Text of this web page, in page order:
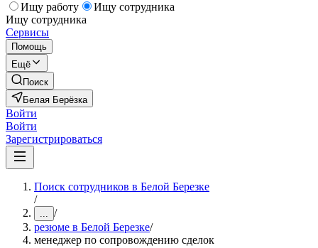
Ищу работу
Ищу сотрудника
Ищу сотрудника
Сервисы
Помощь
Ещё
Поиск
Белая Берёзка
Войти
Войти
Зарегистрироваться
Поиск сотрудников в Белой Березке
/
... /
резюме в Белой Березке/
менеджер по сопровождению сделок